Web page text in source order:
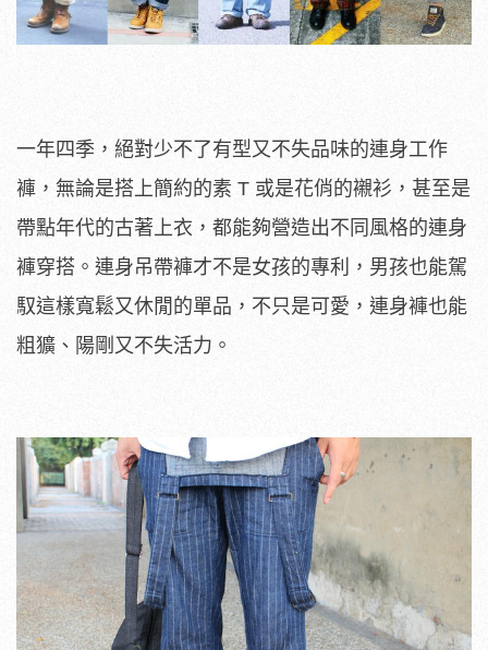
一年四季，絕對少不了有型又不失品味的連身工作
褲，無論是搭上簡約的素 T 或是花俏的襯衫，甚至是
帶點年代的古著上衣，都能夠營造出不同風格的連身
褲穿搭。連身吊帶褲才不是女孩的專利，男孩也能駕
馭這樣寬鬆又休閒的單品，不只是可愛，連身褲也能
粗獷、陽剛又不失活力。